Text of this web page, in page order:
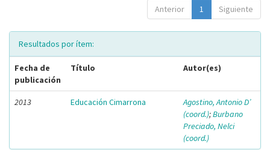
Anterior 1 Siguiente
Resultados por ítem:
Fecha de
publicación
Título Autor(es)
2013 Educación Cimarrona
Agostino, Antonio D’
(coord.);Burbano
Preciado, Nelci
(coord.)